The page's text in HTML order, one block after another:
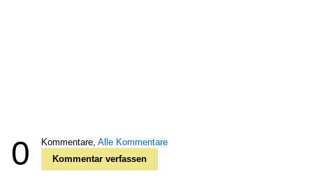
0 Kommentare, Alle Kommentare
Kommentar verfassen